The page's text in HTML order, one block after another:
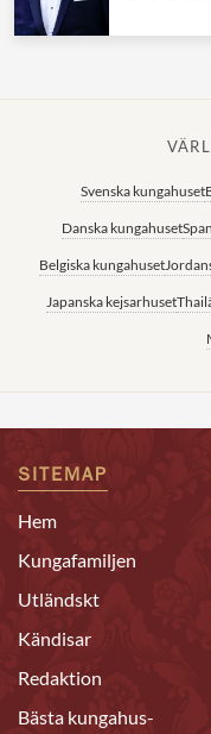
Svenska kungahuset
Danska kungahuset
Belgiska kungahuset
Japanska kejsarhuset
SITEMAP
Hem
Kungafamiljen
Utländskt
Kändisar
Redaktion
Bästa kungahus-